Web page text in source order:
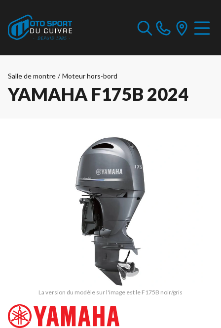
Salle de montre / Moteur hors-bord
YAMAHA F175B 2024
La version du modèle sur l'image est le F175B noir/gris